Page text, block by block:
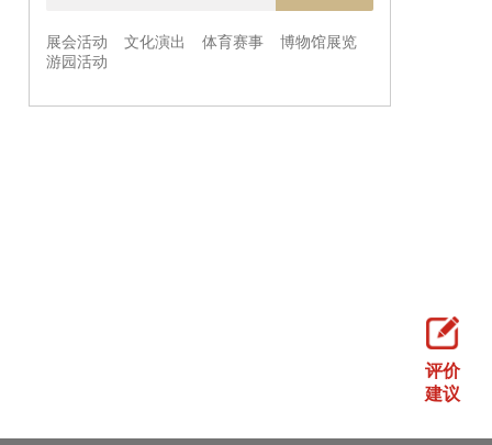
评价
建议